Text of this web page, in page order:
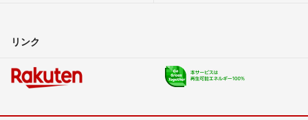
リンク